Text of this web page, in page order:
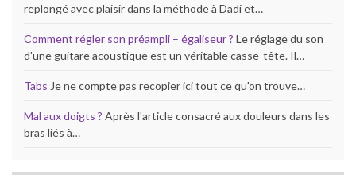
replongé avec plaisir dans la méthode à Dadi et…
Comment régler son préampli – égaliseur ? Le réglage du son
d'une guitare acoustique est un véritable casse-tête. Il…
Tabs Je ne compte pas recopier ici tout ce qu'on trouve…
Mal aux doigts ? Après l'article consacré aux douleurs dans les
bras liés à…